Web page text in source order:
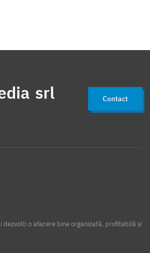
srl Contact
dezvolți o afacere bine organizată, profitabilă și